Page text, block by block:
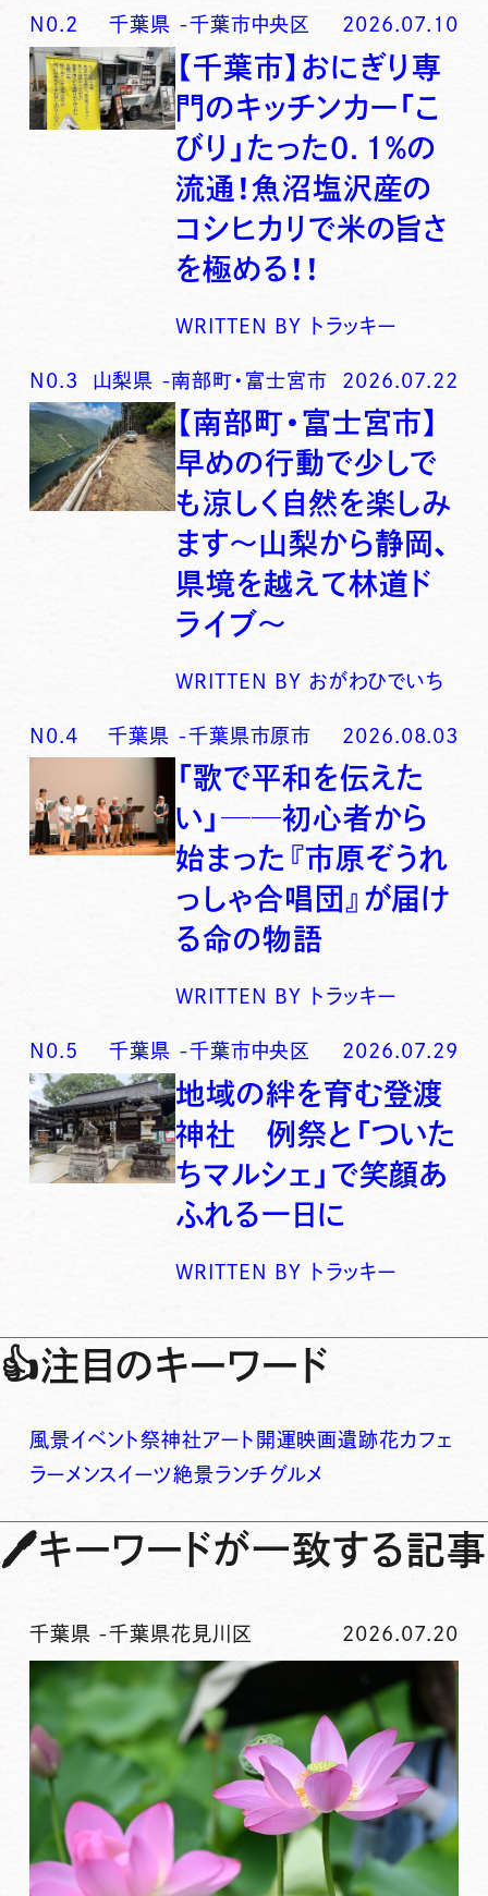
N0. 2 千葉県 -千葉市中央区 2026.07.10
【千葉市】おにぎり専
門のキッチンカー「こ
びり」たった0．1％の
流通！魚沼塩沢産の
コシヒカリで米の旨さ
を極める！！
WRITTEN BY トラッキー
N0. 3 山梨県 -南部町・富士宮市 2026.07.22
【南部町・富士宮市】
早めの行動で少しで
も涼しく自然を楽しみ
ます〜山梨から静岡、
県境を越えて林道ド
ライブ〜
WRITTEN BY おがわひでいち
N0. 4 千葉県 -千葉県市原市 2026.08.03
「歌で平和を伝えた
い」──初心者から
始まった『市原ぞうれ
っしゃ合唱団』が届け
る命の物語
WRITTEN BY トラッキー
N0. 5 千葉県 -千葉市中央区 2026.07.29
地域の絆を育む登渡
神社 例祭と「ついた
ちマルシェ」で笑顔あ
ふれる一日に
WRITTEN BY トラッキー
👍注目のキーワード
風景イベント祭神社アート 開運映画遺跡花カフェ
ラーメンスイーツ絶景ランチグルメ
🖊キーワードが一致する記事
千葉県 -千葉県花見川区 2026.07.20